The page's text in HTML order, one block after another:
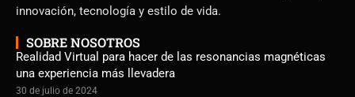
innovación, tecnología y estilo de vida.
SOBRE NOSOTROS
Realidad Virtual para hacer de las resonancias magnéticas
una experiencia más llevadera
30 de julio de 2024